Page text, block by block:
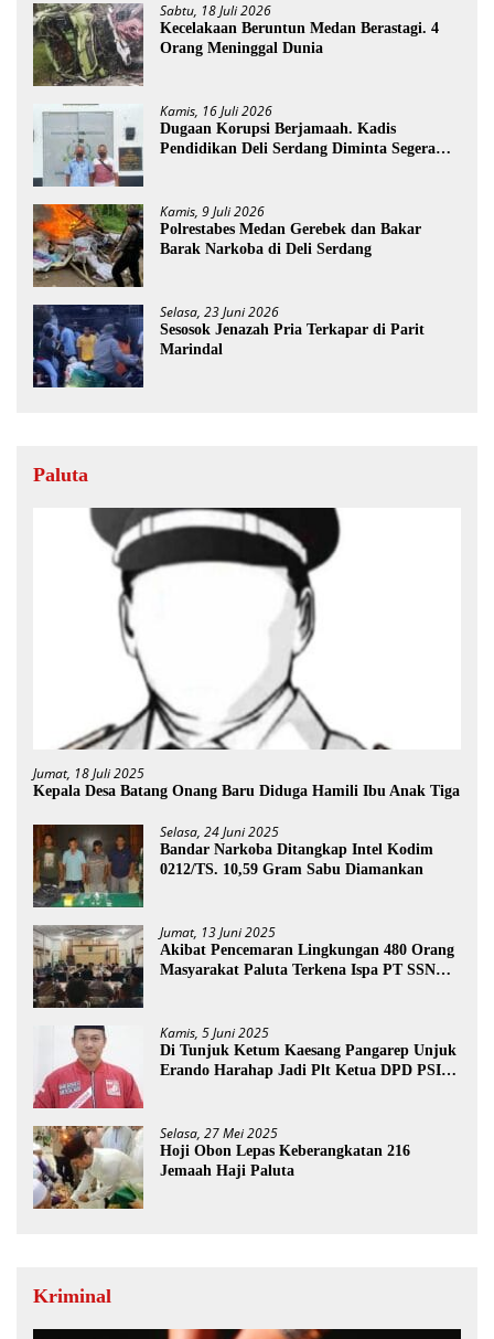
Sabtu, 18 Juli 2026
Kecelakaan Beruntun Medan Berastagi. 4
Orang Meninggal Dunia
Kamis, 16 Juli 2026
Dugaan Korupsi Berjamaah. Kadis
Pendidikan Deli Serdang Diminta Segera
Kamis, 9 Juli 2026
Polrestabes Medan Gerebek dan Bakar
Barak Narkoba di Deli Serdang
Selasa, 23 Juni 2026
Sesosok Jenazah Pria Terkapar di Parit
Marindal
Paluta
Jumat, 18 Juli 2025
Kepala Desa Batang Onang Baru Diduga Hamili Ibu Anak Tiga
Selasa, 24 Juni 2025
Bandar Narkoba Ditangkap Intel Kodim
0212/TS. 10,59 Gram Sabu Diamankan
Jumat, 13 Juni 2025
Akibat Pencemaran Lingkungan 480 Orang
Masyarakat Paluta Terkena Ispa PT SSN
Kamis, 5 Juni 2025
Di Tunjuk Ketum Kaesang Pangarep Unjuk
Erando Harahap Jadi Plt Ketua DPD PSI
Selasa, 27 Mei 2025
Hoji Obon Lepas Keberangkatan 216
Jemaah Haji Paluta
Kriminal